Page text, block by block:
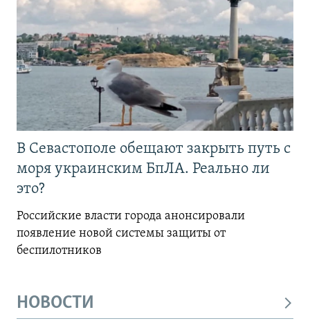
В Севастополе обещают закрыть путь с
моря украинским БпЛА. Реально ли
это?
Российские власти города анонсировали
появление новой системы защиты от
беспилотников
НОВОСТИ